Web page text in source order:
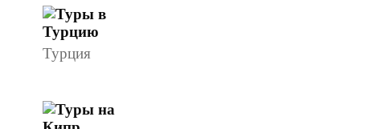
Турция